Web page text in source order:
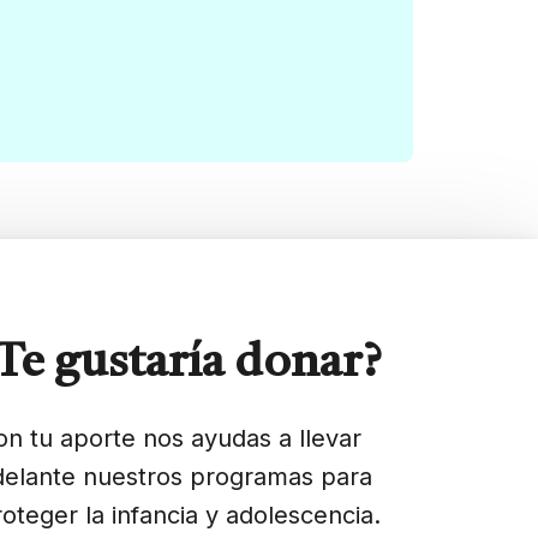
gustaría donar?
tu aporte nos ayudas a llevar
nuestros programas para
la infancia y adolescencia.